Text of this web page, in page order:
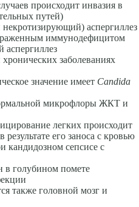
происходит инвазия в
путей)
аспергиллез
иммунодефицитом
аспергиллез
заболеваниях
значение имеет Candida
микрофлоры ЖКТ и
легких происходит
его заноса с кровью
кандидозном сепсисе с
в голубином помете
также головной мозг и